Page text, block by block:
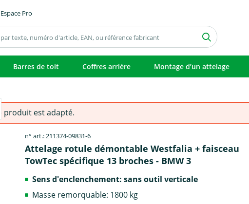
Espace Pro
Barres de toit Coffres arrière Montage d’un attelage
produit est adapté.
n° art.: 211374-09831-6
Attelage rotule démontable Westfalia + faisceau
TowTec spécifique 13 broches - BMW 3
Sens d'enclenchement: sans outil verticale
Masse remorquable: 1800 kg